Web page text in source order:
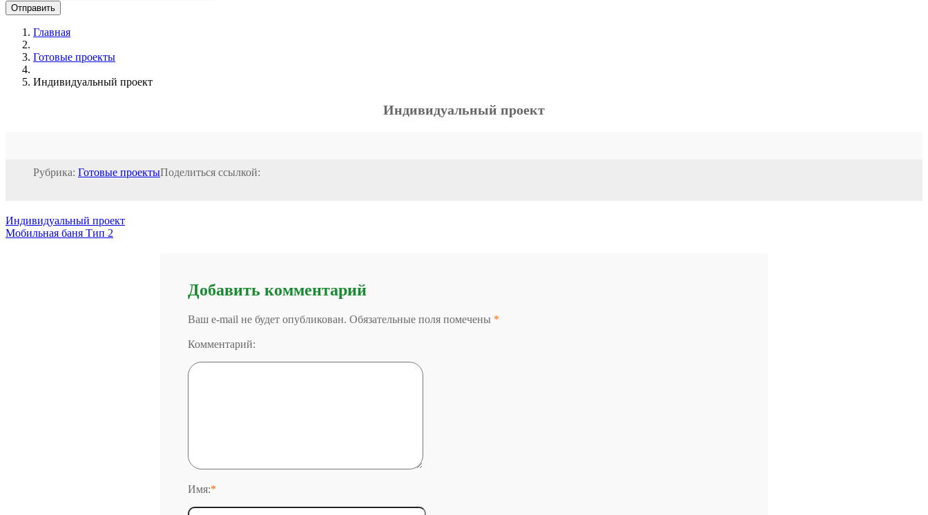
Главная
Готовые проекты
Индивидуальный проект
Индивидуальный проект
Рубрика: Готовые проектыПоделиться ссылкой:
Индивидуальный проект
Мобильная баня Тип 2
Добавить комментарий
Ваш e-mail не будет опубликован. Обязательные поля помечены *
Комментарий:
Имя:*